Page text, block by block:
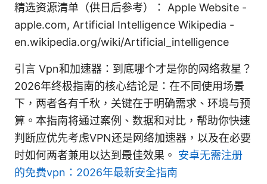
精选资源清单（供日后参考）： Apple Website -
apple.com, Artificial Intelligence Wikipedia -
en.wikipedia.org/wiki/Artificial_intelligence
引言 Vpn和加速器：到底哪个才是你的网络救星？
2026年终极指南的核心结论是：在不同使用场景
下，两者各有千秋，关键在于明确需求、环境与预
算。本指南将通过案例、数据和对比，帮助你快速
判断应优先考虑VPN还是网络加速器，以及在必要
时如何两者兼用以达到最佳效果。 安卓无需注册
的免费vpn：2026年最新安全指南